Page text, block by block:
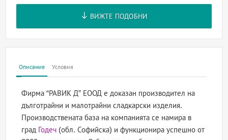
ВИЖТЕ ПОДОБНИ
Описание Условия
Фирма “РАВИК Д” ЕООД е доказан производител на
дълготрайни и малотрайни сладкарски изделия.
Производствената база на компанията се намира в
град Годеч (обл. Софийска) и функционира успешно от